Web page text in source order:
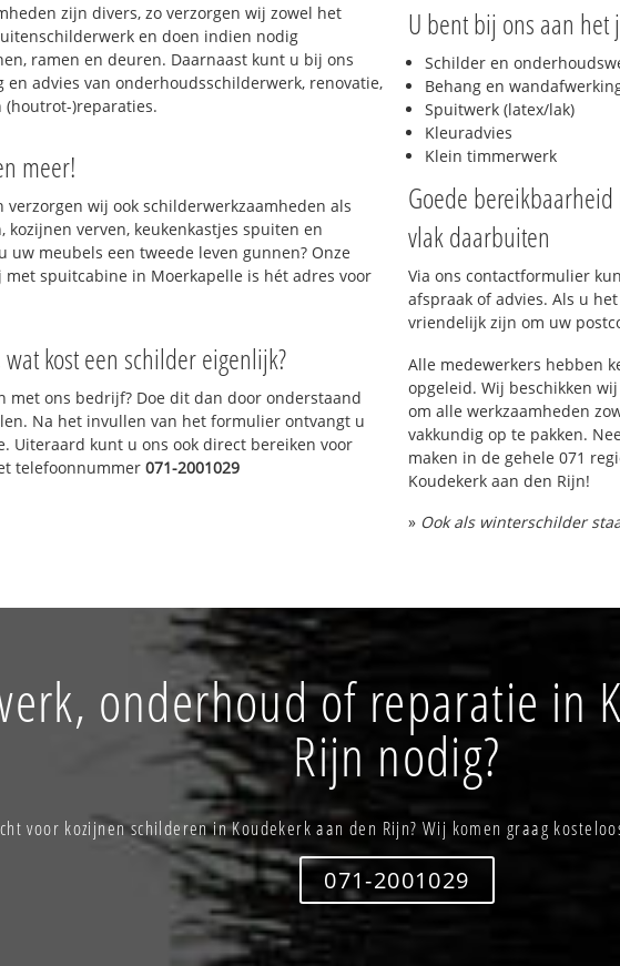
zijn divers, zo verzorgen wij zowel het
en doen indien nodig
ramen en deuren. Daarnaast kunt u bij ons
advies van onderhoudsschilderwerk, renovatie,
(houtrot-)reparaties.
meer!
verzorgen wij ook schilderwerkzaamheden als
verven, keukenkastjes spuiten en
uw meubels een tweede leven gunnen? Onze
spuitcabine in Moerkapelle is hét adres voor
kost een schilder eigenlijk?
met ons bedrijf? Doe dit dan door onderstaand
Na het invullen van het formulier ontvangt u
Uiteraard kunt u ons ook direct bereiken voor
telefoonnummer071-2001029
U bent bij ons aan het
Schilder en
Behang en
Spuitwerk (latex/lak)
Kleuradvies
Klein timmerwerk
Goede
vlak daarbuiten
Via ons contactformulier
afspraak of advies. Als u
vriendelijk zijn om uw
Alle medewerkers hebben
opgeleid. Wij beschikken
om alle werkzaamheden
vakkundig op te pakken.
maken in de gehele 071
Koudekerk aan den Rijn!
» Ook als winterschilder
onderhoud of reparatie in
Rijn nodig?
voor kozijnen schilderen in Koudekerk aan den Rijn? Wij komen graag
071-2001029